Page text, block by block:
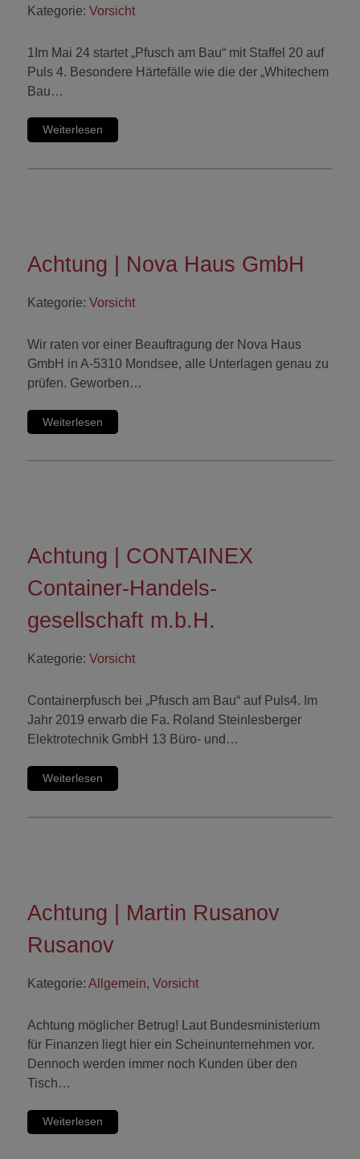
Kategorie: Vorsicht
1Im Mai 24 startet „Pfusch am Bau“ mit Staffel 20 auf
Puls 4. Besondere Härtefälle wie die der „Whitechem
Bau…
Weiterlesen
Achtung | Nova Haus GmbH
Kategorie: Vorsicht
Wir raten vor einer Beauftragung der Nova Haus
GmbH in A-5310 Mondsee, alle Unterlagen genau zu
prüfen. Geworben…
Weiterlesen
Achtung | CONTAINEX
Container-Handels-
gesellschaft m.b.H.
Kategorie: Vorsicht
Containerpfusch bei „Pfusch am Bau“ auf Puls4. Im
Jahr 2019 erwarb die Fa. Roland Steinlesberger
Elektrotechnik GmbH 13 Büro- und…
Weiterlesen
Achtung | Martin Rusanov
Rusanov
Kategorie: Allgemein, Vorsicht
Achtung möglicher Betrug! Laut Bundesministerium
für Finanzen liegt hier ein Scheinunternehmen vor.
Dennoch werden immer noch Kunden über den
Tisch…
Weiterlesen